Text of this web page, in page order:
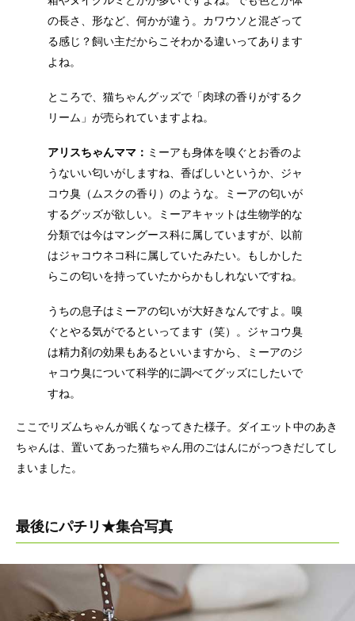
の長さ、形など、何かが違う。カワウソと混ざって
る感じ？飼い主だからこそわかる違いってあります
よね。
ところで、猫ちゃんグッズで「肉球の香りがするク
リーム」が売られていますよね。
アリスちゃんママ： ミーアも身体を嗅ぐとお香のよ
うないい匂いがしますね、香ばしいというか、ジャ
コウ臭（ムスクの香り）のような。ミーアの匂いが
するグッズが欲しい。ミーアキャットは生物学的な
分類では今はマングース科に属していますが、以前
はジャコウネコ科に属していたみたい。もしかした
らこの匂いを持っていたからかもしれないですね。
うちの息子はミーアの匂いが大好きなんですよ。嗅
ぐとやる気がでるといってます（笑）。ジャコウ臭
は精力剤の効果もあるといいますから、ミーアのジ
ャコウ臭について科学的に調べてグッズにしたいで
すね。
ここでリズムちゃんが眠くなってきた様子。ダイエット中のあき
ちゃんは、置いてあった猫ちゃん用のごはんにがっつきだしてし
まいました。
最後にパチリ★集合写真